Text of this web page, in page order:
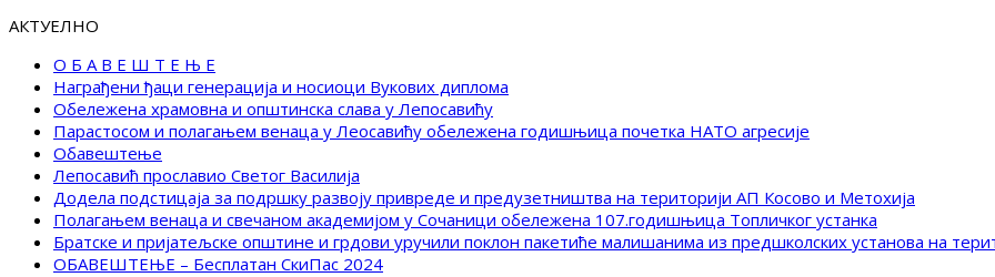
АКТУЕЛНО
О Б А В Е Ш Т Е Њ Е
Награђени ђаци генерација и носиоци Вукових диплома
Обележена храмовна и општинска слава у Лепосавићу
Парастосом и полагањем венаца у Леосавићу обележена годишњица почетка НАТО агресије
Обавештење
Лепосавић прославио Светог Василија
Додела подстицаја за подршку развоју привреде и предузетништва на територији АП Косово и Метохија
Полагањем венаца и свечаном академијом у Сочаници обележена 107.годишњица Топличког устанка
Братске и пријатељске општине и грдови уручили поклон пакетиће малишанима из предшколских установа на
ОБАВЕШТЕЊЕ – Бесплатан СкиПас 2024